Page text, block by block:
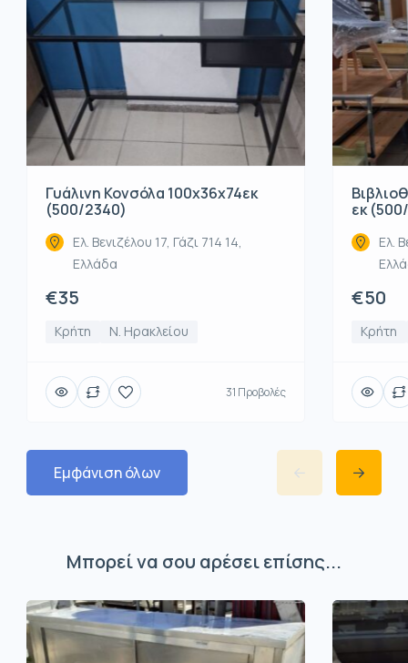
Γυάλινη Κονσόλα 100x36x74εκ
(500/2340)
Ελ. Βενιζέλου 17, Γάζι 714 14,
Ελλάδα
€35
Κρήτη Ν. Ηρακλείου
31 Προβολές
εκ
Ελ.
€50
Κρήτη
Εμφάνιση όλων
Μπορεί να σου αρέσει επίσης...